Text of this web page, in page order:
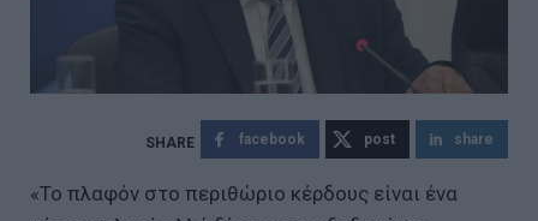
facebook post share
«Το πλαφόν στο περιθώριο κέρδους είναι ένα